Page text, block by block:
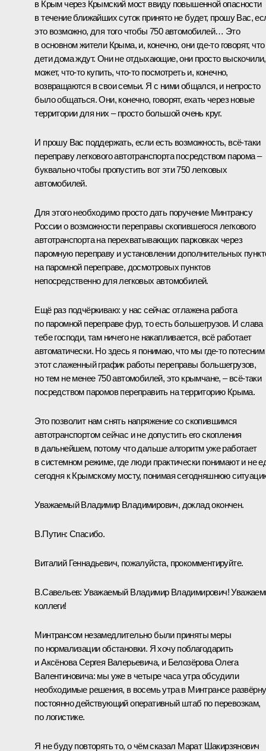
в Крым через Крымский мост ввиду повышенной опасности
в течение ближайших суток принято не будет, прошу Вас,
это возможно, для того чтобы 750 автомобилей… Это
в основном жители Крыма, и, конечно, они где-то говорят,
дети дома ждут. Они не отдыхающие, они просто выскочили,
может, что-то купить, что-то посмотреть и, конечно,
возвращаются в свои семьи. Я с ними общался, и непросто
было общаться. Они, конечно, говорят, ехать через новые
территории для них – просто большой очень круг.
И прошу Вас поддержать, если есть возможность, всё-таки
переправу легкового автотранспорта посредством парома –
буквально чтобы пропустить вот эти 750 легковых
автомобилей.
Для этого необходимо просто дать поручение Минтрансу
России о возможности переправы скопившегося легкового
автотранспорта на перехватывающих парковках через
паромную переправу и установлении дополнительных
на паромной переправе, досмотровых пунктов
непосредственно для легковых автомобилей.
Ещё раз подчёркиваю: у нас сейчас отлажена работа
по паромной переправе фур, то есть большегрузов. И слава
тебе господи, там ничего не накапливается, всё работает
автоматически. Но здесь я понимаю, что мы где-то потесним
этот слаженный график работы переправы большегрузов,
но тем не менее 750 автомобилей, это крымчане, – всё-таки
посредством паромов переправить на территорию Крыма.
Это позволит нам снять напряжение со скопившимся
автотранспортом сейчас и не допустить его скопления
в дальнейшем, потому что дальше алгоритм уже работает
в системном режиме, где люди практически понимают и не
сегодня к Крымскому мосту, понимая сегодняшнюю
Уважаемый Владимир Владимирович, доклад окончен.
В.Путин: Спасибо.
Виталий Геннадьевич, пожалуйста, прокомментируйте.
В.Савельев: Уважаемый Владимир Владимирович!
коллеги!
Минтрансом незамедлительно были приняты меры
по нормализации обстановки. Я хочу поблагодарить
и Аксёнова Сергея Валерьевича, и Белозёрова Олега
Валентиновича: мы уже в четыре часа утра обсудили
необходимые решения, в восемь утра в Минтрансе
постоянно действующий оперативный штаб по перевозкам,
по логистике.
Я не буду повторять то, о чём сказал Марат Шакирзянович